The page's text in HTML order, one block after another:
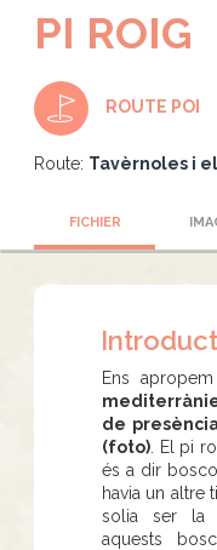
PI ROIG
ROUTE POI
Route: Tavèrnoles i
FICHIER
Ens
de
(foto) . El pi
és a dir
havia un altre
solia ser la
aquests